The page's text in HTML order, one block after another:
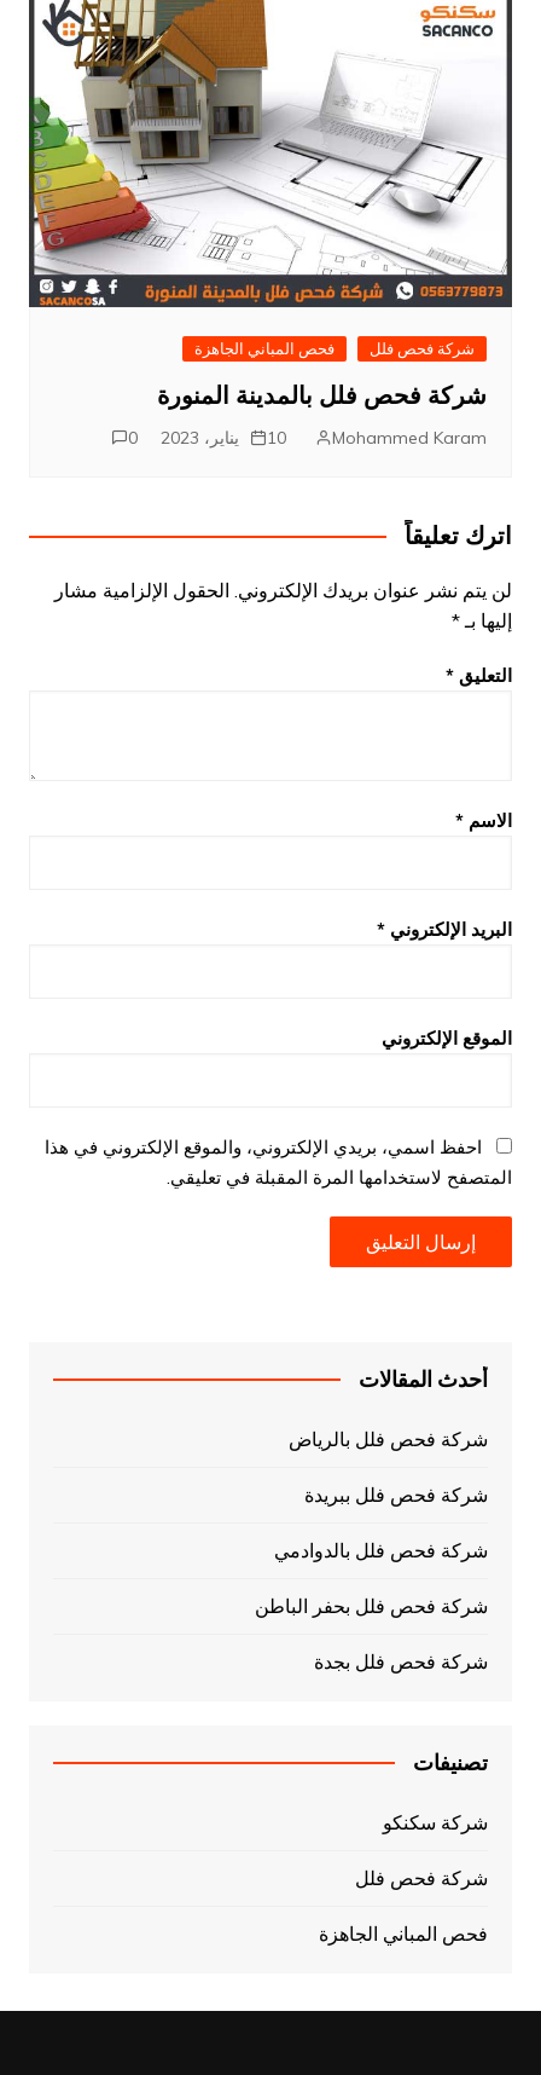
شركة فحص فلل فحص المباني الجاهزة
شركة فحص فلل بالمدينة المنورة
Mohammed Karam 10 يناير، 2023 0
اترك تعليقاً
لن يتم نشر عنوان بريدك الإلكتروني. الحقول الإلزامية مشار
إليها بـ *
التعليق *
الاسم *
البريد الإلكتروني *
الموقع الإلكتروني
احفظ اسمي، بريدي الإلكتروني، والموقع الإلكتروني في هذا
المتصفح لاستخدامها المرة المقبلة في تعليقي.
أحدث المقالات
شركة فحص فلل بالرياض
شركة فحص فلل ببريدة
شركة فحص فلل بالدوادمي
شركة فحص فلل بحفر الباطن
شركة فحص فلل بجدة
تصنيفات
شركة سكنكو
شركة فحص فلل
فحص المباني الجاهزة